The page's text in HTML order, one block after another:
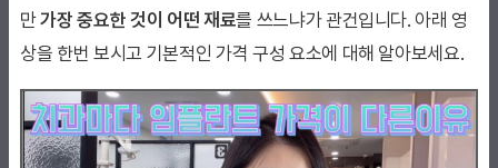
만가장 중요한 것이 어떤 재료를 쓰느냐가 관건입니다. 아래 영
상을 한번 보시고 기본적인 가격 구성 요소에 대해 알아보세요.